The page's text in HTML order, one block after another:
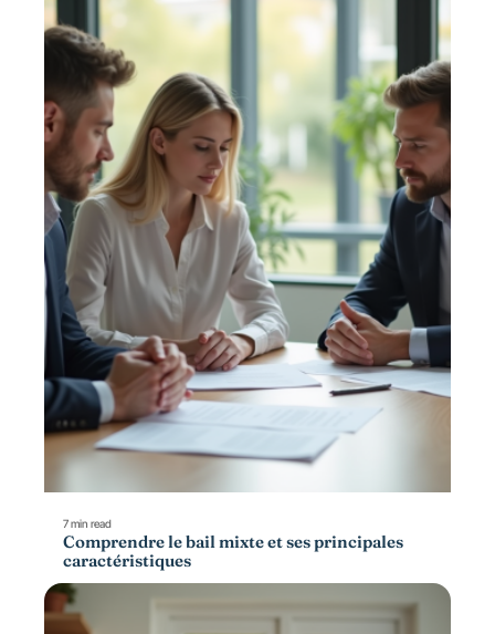
7 min read
Comprendre le bail mixte et ses principales
caractéristiques